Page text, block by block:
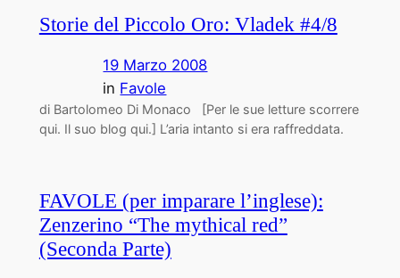
Storie del Piccolo Oro: Vladek #4/8
19 Marzo 2008
in Favole
di Bartolomeo Di Monaco [Per le sue letture scorrere
qui. Il suo blog qui.] L’aria intanto si era raffreddata.
FAVOLE (per imparare l’inglese):
Zenzerino “The mythical red”
(Seconda Parte)